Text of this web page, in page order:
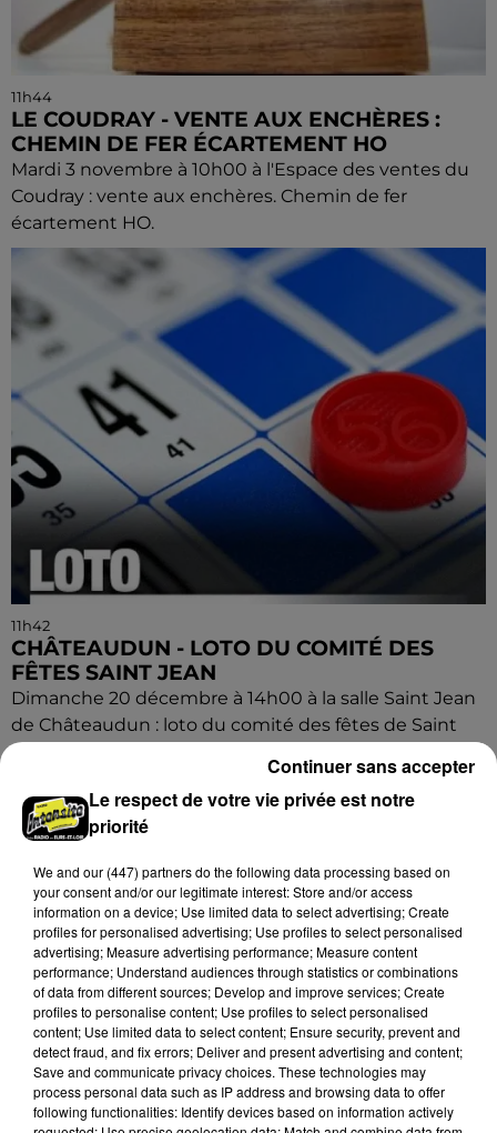
11h44
LE COUDRAY - VENTE AUX ENCHÈRES :
CHEMIN DE FER ÉCARTEMENT HO
Mardi 3 novembre à 10h00 à l'Espace des ventes du
Coudray : vente aux enchères. Chemin de fer
écartement HO.
11h42
CHÂTEAUDUN - LOTO DU COMITÉ DES
FÊTES SAINT JEAN
Dimanche 20 décembre à 14h00 à la salle Saint Jean
de Châteaudun : loto du comité des fêtes de Saint
Jean.
Le respect de votre vie privée est notre
priorité
We and our (447) partnersdo the following data processing based on
your consent and/or our legitimate interest: Store and/or access
information on a device; Use limited data to select advertising; Create
profiles for personalised advertising; Use profiles to select personalised
advertising; Measure advertising performance; Measure content
performance; Understand audiences through statistics or combinations
of data from different sources; Develop and improve services; Create
profiles to personalise content; Use profiles to select personalised
content; Use limited data to select content; Ensure security, prevent and
detect fraud, and fix errors; Deliver and present advertising and content;
Save and communicate privacy choices. These technologies may
process personal data such as IP address and browsing data to offer
following functionalities: Identify devices based on information actively
Continuer sans accepter